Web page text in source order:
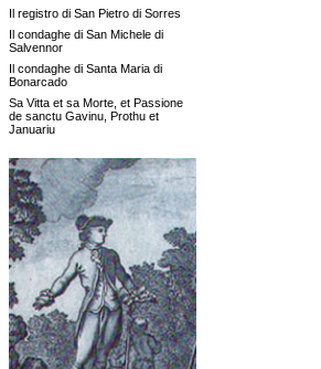
Il registro di San Pietro di Sorres
Il condaghe di San Michele di
Salvennor
Il condaghe di Santa Maria di
Bonarcado
Sa Vitta et sa Morte, et Passione
de sanctu Gavinu, Prothu et
Januariu